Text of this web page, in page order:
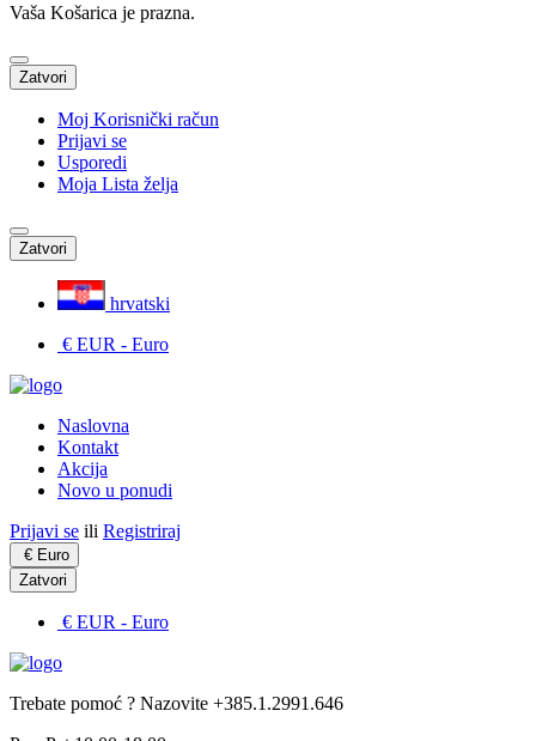
Vaša Košarica je prazna.
Zatvori
Moj Korisnički račun
Prijavi se
Usporedi
Moja Lista želja
Zatvori
hrvatski
€ EUR - Euro
Naslovna
Kontakt
Akcija
Novo u ponudi
Prijavi se ili Registriraj
€ Euro
Zatvori
€ EUR - Euro
Trebate pomoć ? Nazovite +385.1.2991.646